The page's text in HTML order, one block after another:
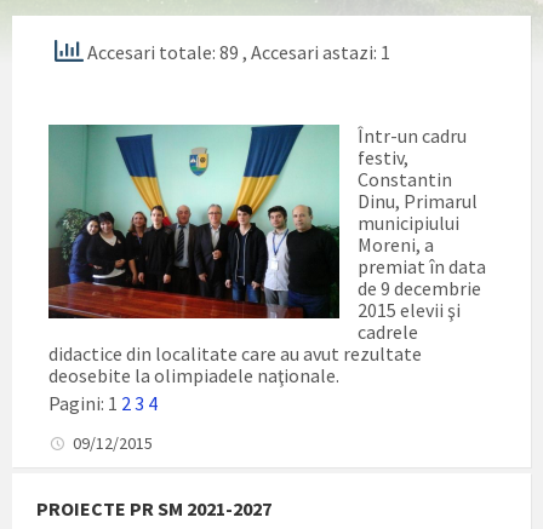
Accesari totale: 89 , Accesari astazi: 1
Într-un cadru
festiv,
Constantin
Dinu, Primarul
municipiului
Moreni, a
premiat în data
de 9 decembrie
2015 elevii şi
cadrele
didactice din localitate care au avut rezultate
deosebite la olimpiadele naţionale.
Pagini: 1 2 3 4
09/12/2015
PROIECTE PR SM 2021-2027